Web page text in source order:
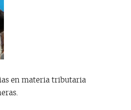
en materia tributaria